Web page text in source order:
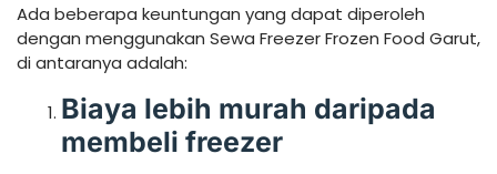
Ada beberapa keuntungan yang dapat diperoleh
dengan menggunakan Sewa Freezer Frozen Food Garut,
di antaranya adalah:
Biaya lebih murah daripada
membeli freezer